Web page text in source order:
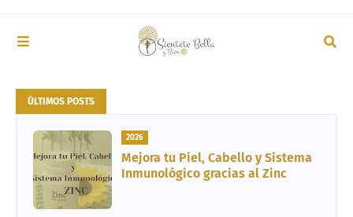
ÚLTIMOS POSTS
2026
Mejora tu Piel, Cabello y Sistema
Inmunológico gracias al Zinc